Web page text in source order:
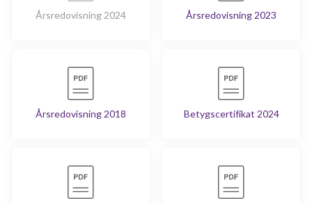
Årsredovisning 2024 Årsredovisning 2023
Årsredovisning 2018 Betygscertifikat 2024